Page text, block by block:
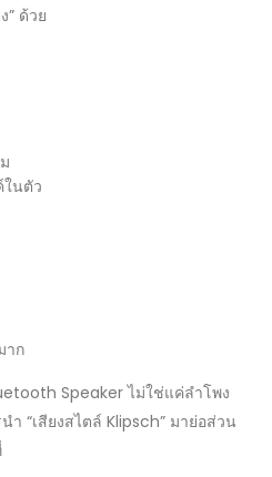
” ด้วย
ในตัว
าก
Speaker ไม่ใช่แค่ลำโพง
“เสียงสไตล์ Klipsch” มาย่อส่วน